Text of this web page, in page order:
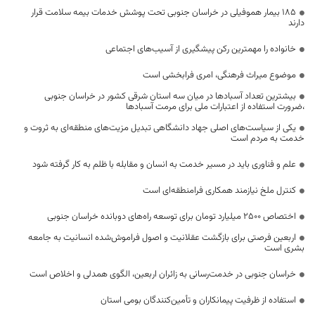
۱۸۵ بیمار هموفیلی در خراسان جنوبی تحت پوشش خدمات بیمه سلامت قرار
دارند
خانواده را مهمترین رکن پیشگیری از آسیب‌های اجتماعی
موضوع میراث فرهنگی، امری فرابخشی است
بیشترین تعداد آسبادها در میان سه استان شرقی کشور در خراسان جنوبی
،ضرورت استفاده از اعتبارات ملی برای مرمت آسبادها
یکی از سیاست‌های اصلی جهاد دانشگاهی تبدیل مزیت‌های منطقه‌ای به ثروت و
خدمت به مردم است
علم و فناوری باید در مسیر خدمت به انسان و مقابله با ظلم به کار گرفته شود
کنترل ملخ نیازمند همکاری فرامنطقه‌ای است
اختصاص 2500 میلیارد تومان برای توسعه راه‌های دوبانده خراسان جنوبی
اربعین فرصتی برای بازگشت عقلانیت و اصول فراموش‌شده انسانیت به جامعه
بشری است
خراسان جنوبی در خدمت‌رسانی به زائران اربعین، الگوی همدلی و اخلاص است
استفاده از ظرفیت پیمانکاران و تأمین‌کنندگان بومی استان